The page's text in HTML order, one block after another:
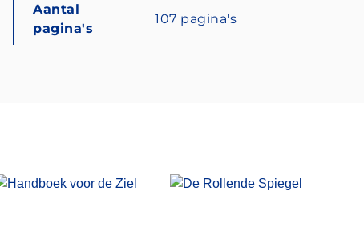
Aantal
pagina's
107 pagina's